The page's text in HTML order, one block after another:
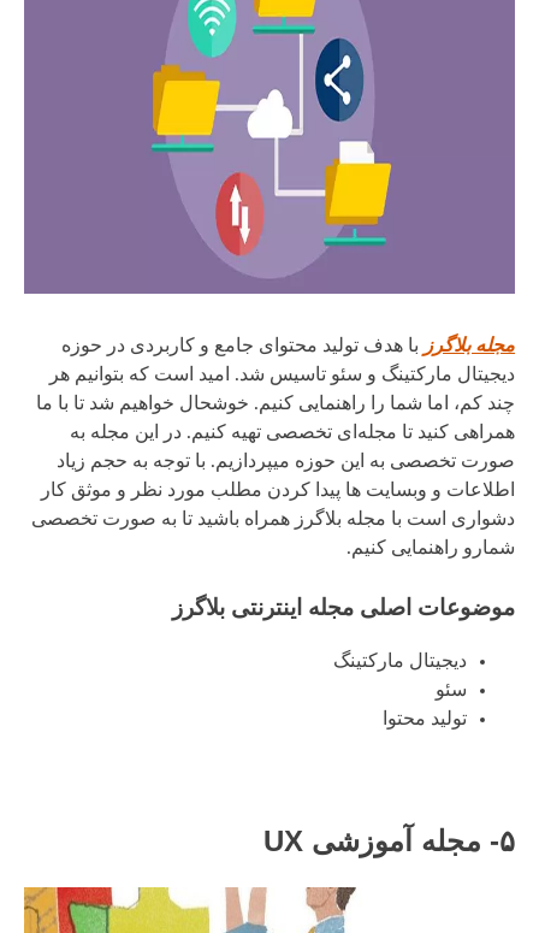
مجله بلاگرز
با هدف تولید محتوای جامع و کاربردی در حوزه
دیجیتال مارکتینگ و سئو تاسیس شد. امید است که بتوانیم هر
چند کم، اما شما را راهنمایی کنیم. خوشحال خواهیم شد تا با ما
همراهی کنید تا مجله‌ای تخصصی تهیه کنیم. در این مجله به
صورت تخصصی به این حوزه میپردازیم. با توجه به حجم زیاد
اطلاعات و وبسایت ها پیدا کردن مطلب مورد نظر و موثق کار
دشواری است با مجله بلاگرز همراه باشید تا به صورت تخصصی
شمارو راهنمایی کنیم.
موضوعات اصلی مجله اینترنتی بلاگرز
دیجیتال مارکتینگ
سئو
تولید محتوا
۵- مجله آموزشی UX